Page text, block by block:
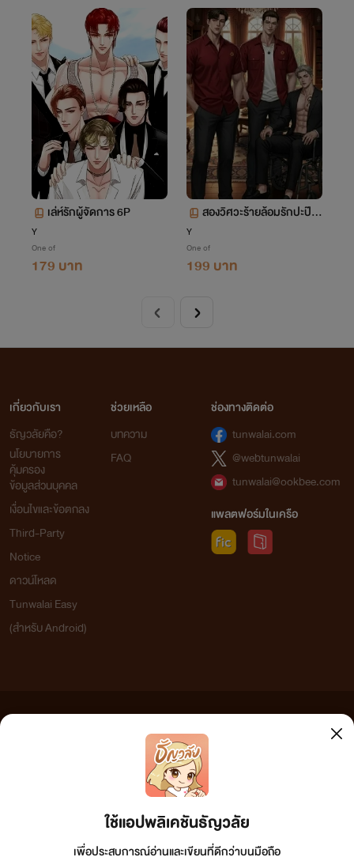
เล่ห์รักผู้จัดการ 6P
Y
One of
179 บาท
สองวิศวะร้ายล้อมรักปะป๊า
Y
One of
199 บาท
ใช้แอปพลิเคชันธัญวลัย
เพื่อประสบการณ์อ่านและเขียนที่ดีกว่าบนมือถือ
เกี่ยวกับเรา
ธัญวลัยคือ?
นโยบายการ
คุ้มครอง
ข้อมูลส่วนบุคคล
เงื่อนไขและข้อตกลง
Third-Party
Notice
ดาวน์โหลด
Tunwalai Easy
(สำหรับ Android)
ช่วยเหลือ
บทความ
FAQ
ช่องทางติดต่อ
tunwalai.com
@webtunwalai
tunwalai@ookbee.com
แพลตฟอร์มในเครือ
เว็บไซต์แห่งนี้ไม่ได้เห็นด้วยและไม่ขอรับผิดชอบต่อข้อความใดๆ ทั้งสิ้น ดังนั้นผู้อ่านทุกท่านโปรดใช้
วิจารณญาณในการกลั่นกรองด้วยตนเอง และหากท่านพบข้อความใดๆ ที่ขัดต่อกฎหมายและศีลธรรม
กรุณาแจ้งมาที่ tunwalai@ookbee.com เพื่อทีมงานจะได้ดำเนินการในทันที ทั้งนี้ ทางเว็บไซต์ขอสงวน
ลิขสิทธิ์ตามพระราชบัญญัติลิขสิทธิ์ (ฉบับเพิ่มเติม) พ.ศ.2558